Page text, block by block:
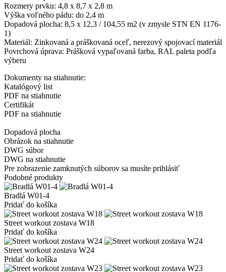
Rozmery prvku: 4,8 x 8,7 x 2,8 m
Výška voľného pádu: do 2,4 m
Dopadová plocha: 8,5 x 12,3 / 104,55 m2 (v zmysle STN EN 1176-
1)
Materiál: Zinkovaná a práškovaná oceľ, nerezový spojovací materiál
Povrchová úprava: Prášková vypaľovaná farba, RAL paleta podľa
výberu
Dokumenty na stiahnutie:
Katalógový list
PDF na stiahnutie
Certifikát
PDF na stiahnutie
Dopadová plocha
Obrázok na stiahnutie
DWG súbor
DWG na stiahnutie
Pre zobrazenie zamknutých súborov sa musíte prihlásiť
Podobné produkty
Bradlá W01-4
Pridať do košíka
Street workout zostava W18
Pridať do košíka
Street workout zostava W24
Pridať do košíka